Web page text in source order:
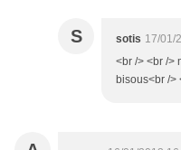
S sotis 17/01/
<br /> <br />
bisous<br />